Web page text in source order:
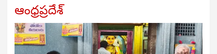
ఆంధ్రప్రదేశ్